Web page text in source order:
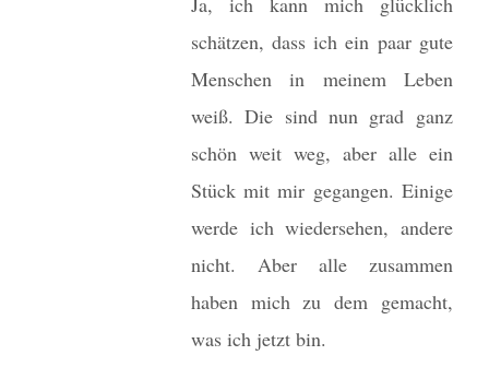
schätzen, dass ich ein paar gute
Menschen in meinem Leben
weiß. Die sind nun grad ganz
schön weit weg, aber alle ein
Stück mit mir gegangen. Einige
werde ich wiedersehen, andere
nicht. Aber alle zusammen
haben mich zu dem gemacht,
was ich jetzt bin.